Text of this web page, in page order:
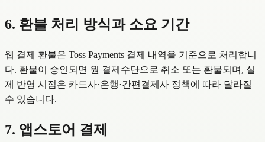
6. 환불 처리 방식과 소요 기간
웹 결제 환불은 Toss Payments 결제 내역을 기준으로 처리합니
다. 환불이 승인되면 원 결제수단으로 취소 또는 환불되며, 실
제 반영 시점은 카드사·은행·간편결제사 정책에 따라 달라질
수 있습니다.
7. 앱스토어 결제